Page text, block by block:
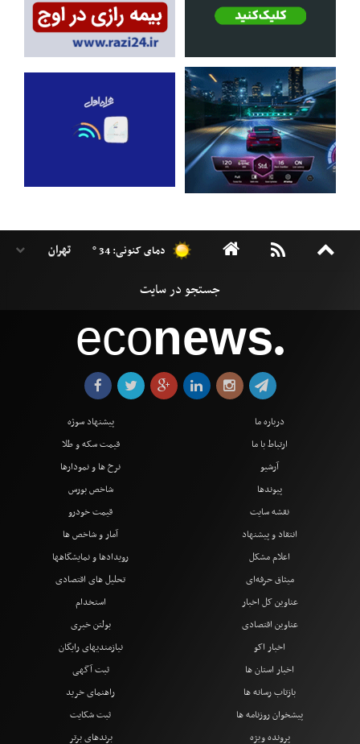
دمای کنونی: 34 °
econews●
درباره ما
ارتباط با ما
آرشیو
پیوندها
نقشه سایت
انتقاد و پیشنهاد
اعلام مشکل
میثاق حرفه‌ای
پیشنهاد سوژه
قیمت سکه و طلا
نرخ ها و نمودارها
شاخص بورس
قیمت خودرو
آمار و شاخص ها
رویدادها و نمایشگاهها
تحلیل های اقتصادی
عناوین کل اخبار
عناوین اقتصادی
اخبار اکو
اخبار استان ها
بازتاب رسانه ها
پیشخوان روزنامه ها
پرونده ویژه
استخدام
بولتن خبری
نیازمندیهای رایگان
ثبت آگهی
راهنمای خرید
ثبت شکایت
برندهای برتر